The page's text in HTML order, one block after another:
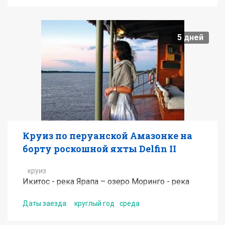
Получить консультацию по туру
5 дней
Круиз по перуанской Амазонке на
борту роскошной яхты Delfin II
круиз
Икитос - река Ярапа – озеро Моринго - река
Даты заезда: круглый год среда